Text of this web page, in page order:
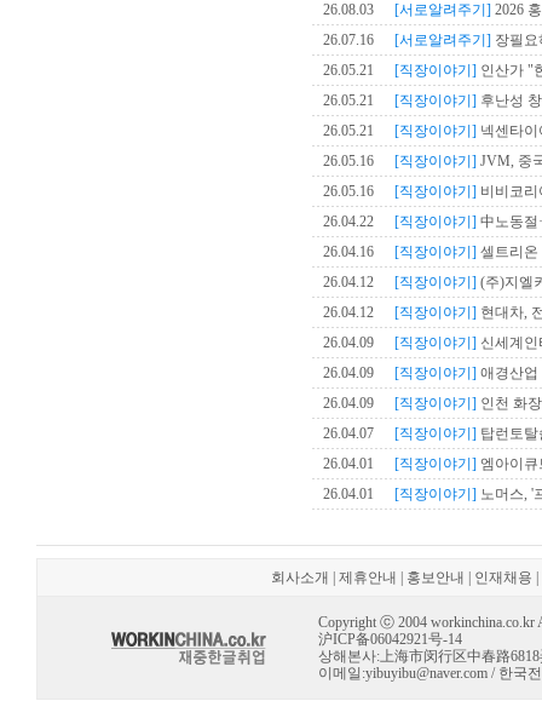
26.08.03
[서로알려주기] 2026
26.07.16
[서로알려주기] 장필
26.05.21
[직장이야기] 인산가 "
26.05.21
[직장이야기] 후난성
26.05.21
[직장이야기] 넥센타
26.05.16
[직장이야기] JVM, 중
26.05.16
[직장이야기] 비비코
26.04.22
[직장이야기] 中노동절
26.04.16
[직장이야기] 셀트리
26.04.12
[직장이야기] (주)지엘
26.04.12
[직장이야기] 현대차,
26.04.09
[직장이야기] 신세계인
26.04.09
[직장이야기] 애경산업
26.04.09
[직장이야기] 인천 화
26.04.07
[직장이야기] 탑런토탈
26.04.01
[직장이야기] 엠아이큐
26.04.01
[직장이야기] 노머스, '
회사소개 제휴안내 홍보안내 인재채용
Copyright ⓒ 2004 workinchina.co.kr
沪ICP备06042921号-14
상해본사:上海市闵行区中春路6818
이메일:yibuyibu@naver.com/ 한국전